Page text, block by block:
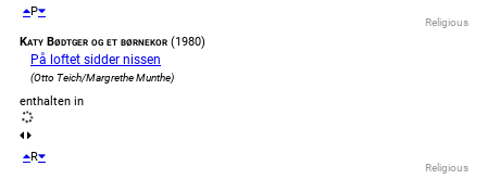
P
Religious
Katy Bødtger og et børnekor (1980)
På loftet sidder nissen
(Otto Teich/Margrethe Munthe)
enthalten in
R
Religious